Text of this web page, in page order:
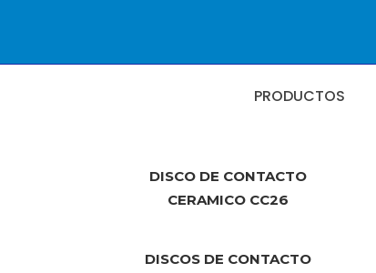
PRODUCTOS
DISCO DE CONTACTO
CERAMICO CC26
DISCOS DE CONTACTO